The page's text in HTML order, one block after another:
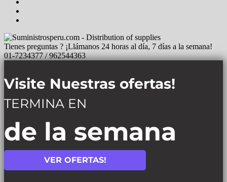
Tienes preguntas ? ¡Llámanos 24 horas al día, 7 días a la semana!
01-7234377 / 962544363
Visite Nuestras ofertas!
TERMINA EN
de la semana
VER OFERTAS!